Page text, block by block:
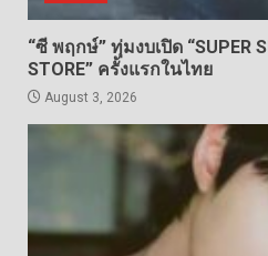
“ซี พฤกษ์” ทุ่มงบเปิด “SUPER
STORE” ครั้งแรกในไทย
August 3, 2026